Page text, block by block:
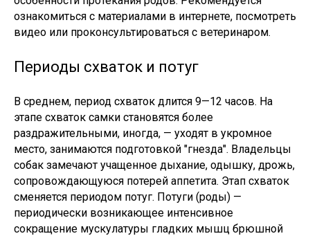
ознакомиться с материалами в интернете, посмотреть
видео или проконсультироваться с ветеринаром.
Периоды схваток и потуг
В среднем, период схваток длится 9—12 часов. На
этапе схваток самки становятся более
раздражительными, иногда, — уходят в укромное
место, занимаются подготовкой "гнезда". Владельцы
собак замечают учащенное дыхание, одышку, дрожь,
сопровождающуюся потерей аппетита. Этап схваток
сменяется периодом потуг. Потуги (роды) —
периодически возникающее интенсивное
сокращение мускулатуры гладких мышц брюшной